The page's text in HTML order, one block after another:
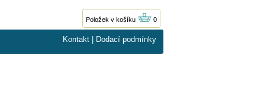
Položek v košíku 0
Kontakt Dodací podmínky